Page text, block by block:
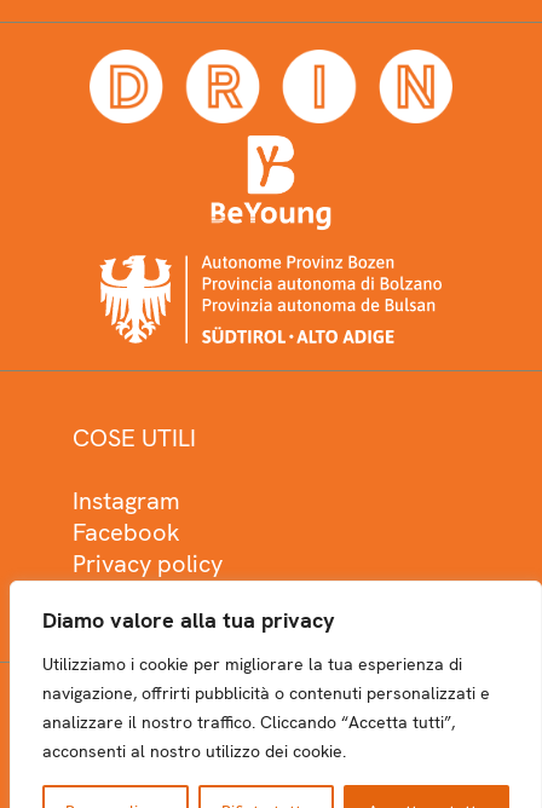
Diamo valore alla tua privacy
Utilizziamo i cookie per migliorare la tua esperienza di
navigazione, offrirti pubblicità o contenuti personalizzati e
analizzare il nostro traffico. Cliccando “Accetta tutti”,
acconsenti al nostro utilizzo dei cookie.
COSE UTILI
Instagram
Facebook
Privacy policy
NEWSLETTER